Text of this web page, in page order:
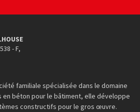
- F,
familiale spécialisée dans le domaine
béton pour le bâtiment, elle développe
constructifs pour le gros œuvre.